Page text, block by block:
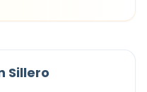
Sillero